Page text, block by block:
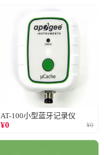
AT-100小型蓝牙记录仪
¥0 ¥0